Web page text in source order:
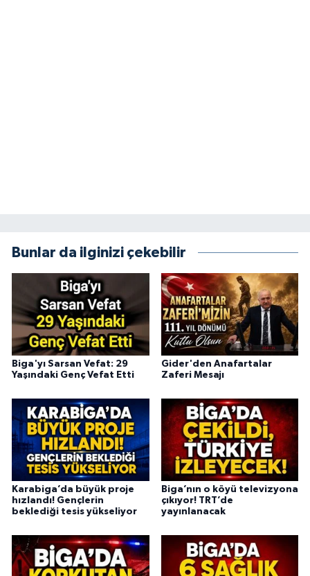
Bunlar da ilginizi çekebilir
Biga'yı Sarsan Vefat: 29
Yaşındaki Genç Vefat Etti
Gider'den Anafartalar
Zaferi Mesajı
Karabiga’da büyük proje
hızlandı! Gençlerin
beklediği tesis yükseliyor
Biga’nın o köyü televizyona
çıkıyor! TRT’de
yayınlanacak